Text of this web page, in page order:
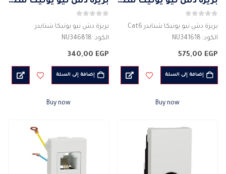
بريزة دش نيو يونيكا شنايدر Cat6
الكود: NU341618
الشركة المصنعة : شنايدر
مصنوع من مواد عالية الجودة
بريزة داتا
575,00 EGP
إضافة إلى السلة
Buy now
بريزة دش نيو يونيكا شنايدر
الكود: NU346818
الشركة المصنعة : شنايدر
النوع : مقبس دش
2 وصلة
340,00 EGP
إضافة إلى السلة
Buy now